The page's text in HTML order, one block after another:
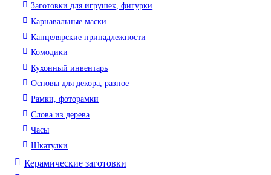
Заготовки для игрушек, фигурки
Карнавальные маски
Канцелярские принадлежности
Комодики
Кухонный инвентарь
Основы для декора, разное
Рамки, фоторамки
Слова из дерева
Часы
Шкатулки
Керамические заготовки